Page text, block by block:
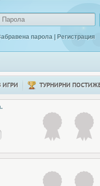
парола | Регистрация
ИГРИ ТУРНИРНИ